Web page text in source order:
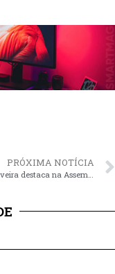
PRÓXIMA NOTÍCIA